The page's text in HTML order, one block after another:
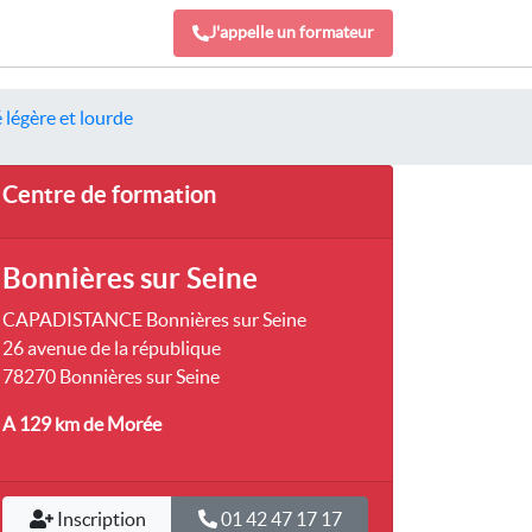
J'appelle un formateur
légère et lourde
Centre de formation
Bonnières sur Seine
CAPADISTANCE Bonnières sur Seine
26 avenue de la république
78270 Bonnières sur Seine
A 129 kmde Morée
Inscription 01 42 47 17 17